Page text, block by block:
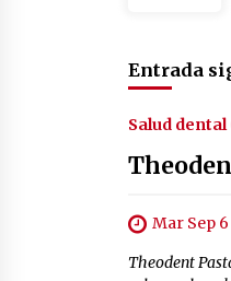
Entrada
Salud
Mar Sep 6
Theodent